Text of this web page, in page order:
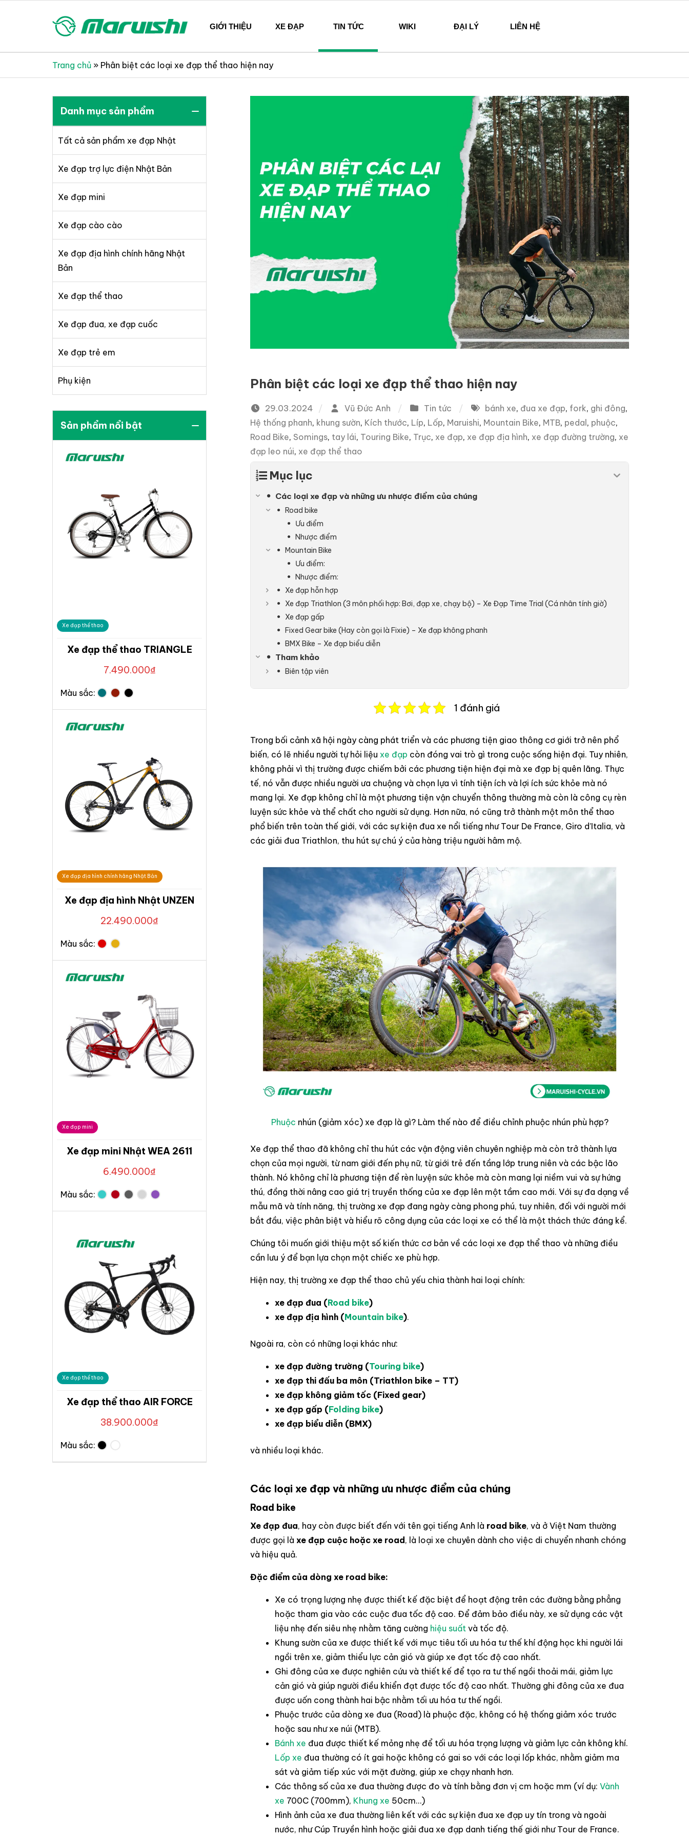
Xe đạp Nhật Bản Maruishi – Since 1894
GIỚI THIỆU XE ĐẠP TIN TỨC WIKI ĐẠI LÝ LIÊN HỆ
Trang chủ » Phân biệt các loại xe đạp thể thao hiện nay
Phân biệt các loại xe đạp thể thao hiện nay
29.03.2024 Vũ Đức Anh Tin tức bánh xe, đua xe đạp, fork, ghi đông,
Hệ thống phanh, khung sườn, Kích thước, Líp, Lốp, Maruishi, Mountain Bike, MTB, pedal, phuộc,
Road Bike, Somings, tay lái, Touring Bike, Trục, xe đạp, xe đạp địa hình, xe đạp đường trường, xe
đạp leo núi, xe đạp thể thao
Mục lục
Các loại xe đạp và những ưu nhược điểm của chúng
Road bike
Ưu điểm
Nhược điểm
Mountain Bike
Ưu điểm:
Nhược điểm:
Xe đạp hỗn hợp
Xe đạp Triathlon (3 môn phối hợp: Bơi, đạp xe, chạy bộ) – Xe Đạp Time Trial (Cá nhân tính giờ)
Xe đạp gấp
Fixed Gear bike (Hay còn gọi là Fixie) – Xe đạp không phanh
BMX Bike – Xe đạp biểu diễn
Tham khảo
Biên tập viên
1 đánh giá
Trong bối cảnh xã hội ngày càng phát triển và các phương tiện giao thông cơ giới trở nên phổ
biến, có lẽ nhiều người tự hỏi liệu xe đạp còn đóng vai trò gì trong cuộc sống hiện đại. Tuy nhiên,
không phải vì thị trường được chiếm bởi các phương tiện hiện đại mà xe đạp bị quên lãng. Thực
tế, nó vẫn được nhiều người ưa chuộng và chọn lựa vì tính tiện ích và lợi ích sức khỏe mà nó
mang lại. Xe đạp không chỉ là một phương tiện vận chuyển thông thường mà còn là công cụ rèn
luyện sức khỏe và thể chất cho người sử dụng. Hơn nữa, nó cũng trở thành một môn thể thao
phổ biến trên toàn thế giới, với các sự kiện đua xe nổi tiếng như Tour De France, Giro d’Italia, và
các giải đua Triathlon, thu hút sự chú ý của hàng triệu người hâm mộ.
Phuộc nhún (giảm xóc) xe đạp là gì? Làm thế nào để điều chỉnh phuộc nhún phù hợp?
Xe đạp thể thao đã không chỉ thu hút các vận động viên chuyên nghiệp mà còn trở thành lựa
chọn của mọi người, từ nam giới đến phụ nữ, từ giới trẻ đến tầng lớp trung niên và các bậc lão
thành. Nó không chỉ là phương tiện để rèn luyện sức khỏe mà còn mang lại niềm vui và sự hứng
thú, đồng thời nâng cao giá trị truyền thống của xe đạp lên một tầm cao mới. Với sự đa dạng về
mẫu mã và tính năng, thị trường xe đạp đang ngày càng phong phú, tuy nhiên, đối với người mới
bắt đầu, việc phân biệt và hiểu rõ công dụng của các loại xe có thể là một thách thức đáng kể.
Chúng tôi muốn giới thiệu một số kiến thức cơ bản về các loại xe đạp thể thao và những điều
cần lưu ý để bạn lựa chọn một chiếc xe phù hợp.
Hiện nay, thị trường xe đạp thể thao chủ yếu chia thành hai loại chính:
xe đạp đua (Road bike)
xe đạp địa hình (Mountain bike).
Ngoài ra, còn có những loại khác như:
xe đạp đường trường (Touring bike)
xe đạp thi đấu ba môn (Triathlon bike – TT)
xe đạp không giảm tốc (Fixed gear)
xe đạp gấp (Folding bike)
xe đạp biểu diễn (BMX)
và nhiều loại khác.
Các loại xe đạp và những ưu nhược điểm của chúng
Road bike
Xe đạp đua, hay còn được biết đến với tên gọi tiếng Anh là road bike, và ở Việt Nam thường
được gọi là xe đạp cuộc hoặc xe road , là loại xe chuyên dành cho việc di chuyển nhanh chóng
và hiệu quả.
Đặc điểm của dòng xe road bike:
Xe có trọng lượng nhẹ được thiết kế đặc biệt để hoạt động trên các đường bằng phẳng
hoặc tham gia vào các cuộc đua tốc độ cao. Để đảm bảo điều này, xe sử dụng các vật
liệu nhẹ đến siêu nhẹ nhằm tăng cường hiệu suất và tốc độ.
Khung sườn của xe được thiết kế với mục tiêu tối ưu hóa tư thế khí động học khi người lái
ngồi trên xe, giảm thiểu lực cản gió và giúp xe đạt tốc độ cao nhất.
Ghi đông của xe được nghiên cứu và thiết kế để tạo ra tư thế ngồi thoải mái, giảm lực
cản gió và giúp người điều khiển đạt được tốc độ cao nhất. Thường ghi đông của xe đua
được uốn cong thành hai bậc nhằm tối ưu hóa tư thế ngồi.
Phuộc trước của dòng xe đua (Road) là phuộc đặc, không có hệ thống giảm xóc trước
hoặc sau như xe núi (MTB).
Bánh xe đua được thiết kế mỏng nhẹ để tối ưu hóa trọng lượng và giảm lực cản không khí.
Lốp xe đua thường có ít gai hoặc không có gai so với các loại lốp khác, nhằm giảm ma
sát và giảm tiếp xúc với mặt đường, giúp xe chạy nhanh hơn.
Các thông số của xe đua thường được đo và tính bằng đơn vị cm hoặc mm (ví dụ: Vành
xe 700C (700mm), Khung xe 50cm…)
Hình ảnh của xe đua thường liên kết với các sự kiện đua xe đạp uy tín trong và ngoài
nước, như Cúp Truyền hình hoặc giải đua xe đạp danh tiếng thế giới như Tour de France.
Danh mục sản phẩm
Tất cả sản phẩm xe đạp Nhật
Xe đạp trợ lực điện Nhật Bản
Xe đạp mini
Xe đạp cào cào
Xe đạp địa hình chính hãng Nhật
Bản
Xe đạp thể thao
Xe đạp đua, xe đạp cuốc
Xe đạp trẻ em
Phụ kiện
Sản phẩm nổi bật
Xe đạp thể thao
Xe đạp thể thao TRIANGLE
7.490.000₫
Màu sắc:
Xe đạp địa hình chính hãng Nhật Bản
Xe đạp địa hình Nhật UNZEN
22.490.000₫
Màu sắc:
Xe đạp mini
Xe đạp mini Nhật WEA 2611
6.490.000₫
Màu sắc:
Xe đạp thể thao
Xe đạp thể thao AIR FORCE
38.900.000₫
Màu sắc: